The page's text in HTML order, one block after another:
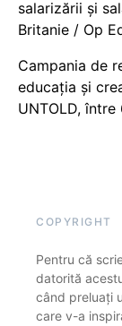
salarizării și
Britanie / Op
Campania de
educația și
UNTOLD,
COPYRIGHT
Pentru că
datorită
când preluați
care v-a